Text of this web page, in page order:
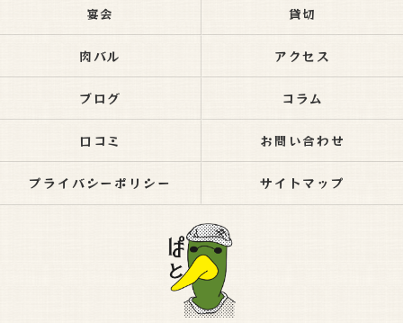
宴会 貸切
肉バル アクセス
ブログ コラム
口コミ お問い合わせ
プライバシーポリシー サイトマップ